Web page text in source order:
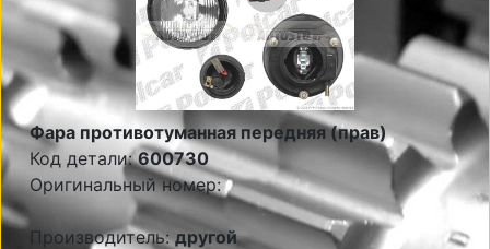
Фара противотуманная передняя (прав)
Код детали:600730
Оригинальный номер:
Производитель:другой